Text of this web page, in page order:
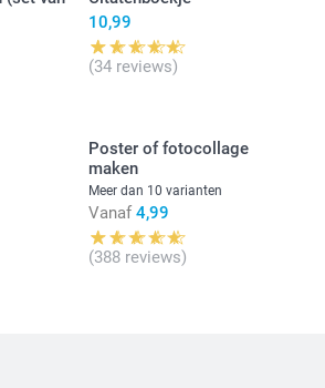
10,99
(34 reviews)
Poster of fotocollage
maken
Meer dan 10 varianten
Vanaf 4,99
(388 reviews)